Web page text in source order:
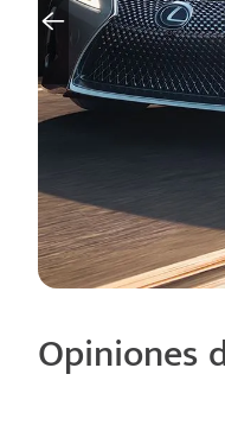
Opiniones